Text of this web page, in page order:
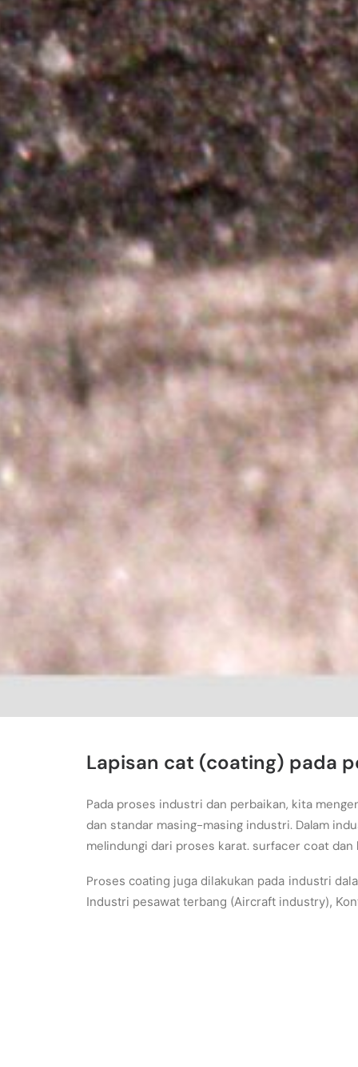
Lapisan cat (coating) pada
Pada proses industri dan perbaikan, kita
dan standar masing-masing industri. Dalam
melindungi dari proses karat. surfacer coat
Proses coating juga dilakukan pada industri
Industri pesawat terbang (Aircraft industry),